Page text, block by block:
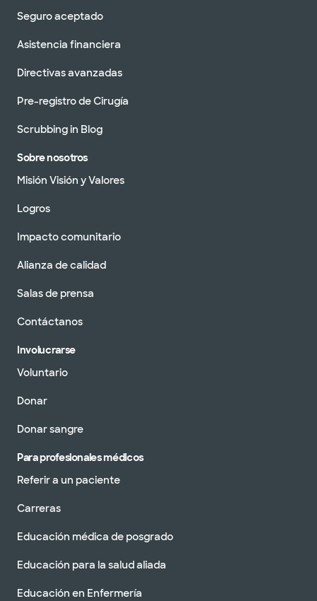
Seguro aceptado
Asistencia financiera
Directivas avanzadas
Pre-registro de Cirugía
Scrubbing in Blog
Sobre nosotros
Misión Visión y Valores
Logros
Impacto comunitario
Alianza de calidad
Salas de prensa
Contáctanos
Involucrarse
Voluntario
Donar
Donar sangre
Para profesionales médicos
Referir a un paciente
Carreras
Educación médica de posgrado
Educación para la salud aliada
Educación en Enfermería